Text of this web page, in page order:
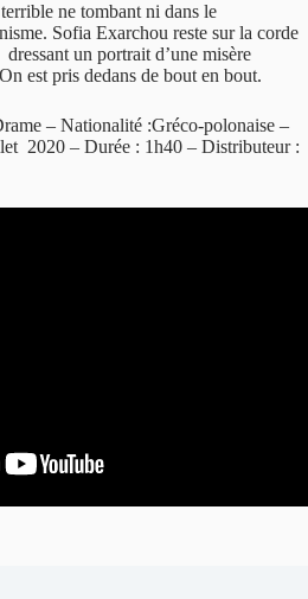
ne tombant ni dans le
Sofia Exarchou reste sur la corde
un portrait d’une misère
est pris dedans de bout en bout.
– Nationalité :Gréco-polonaise –
2020 – Durée : 1h40 – Distributeur :